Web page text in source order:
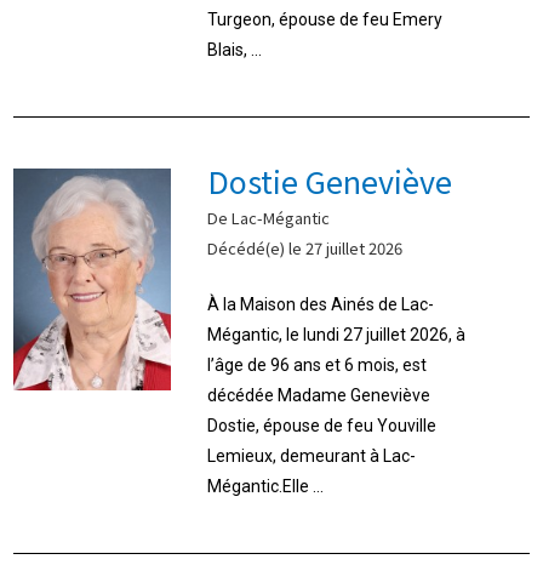
Turgeon, épouse de feu Emery
Blais, ...
Dostie Geneviève
De Lac-Mégantic
Décédé(e) le 27 juillet 2026
À la Maison des Ainés de Lac-
Mégantic, le lundi 27 juillet 2026, à
l’âge de 96 ans et 6 mois, est
décédée Madame Geneviève
Dostie, épouse de feu Youville
Lemieux, demeurant à Lac-
Mégantic.Elle ...